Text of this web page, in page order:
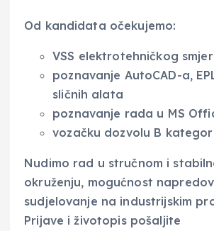
Od kandidata očekujemo:
VSS elektrotehničkog
poznavanje AutoCAD-a,
sličnih alata
poznavanje rada u MS
vozačku dozvolu B
Nudimo rad u stručnom i
okruženju, mogućnost
sudjelovanje na industrijskim
Prijave i životopis pošaljite